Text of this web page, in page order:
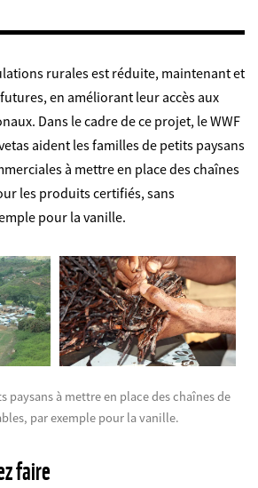
rurales est réduite, maintenant et
en améliorant leur accès aux
Dans le cadre de ce projet, le WWF
aident les familles de petits paysans
à mettre en place des chaînes
les produits certifiés, sans
pour la vanille.
paysans à mettre en place des chaînes de
par exemple pour la vanille.
faire